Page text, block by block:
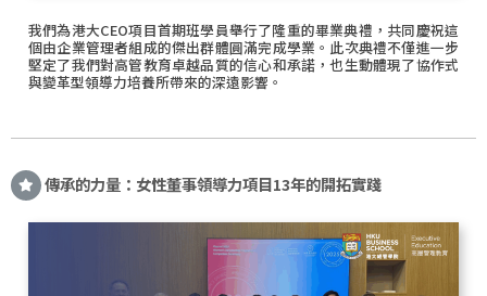
我們為港大CEO項目首期班學員舉行了隆重的畢業典禮，共同慶祝這
個由企業管理者組成的傑出群體圓滿完成學業。此次典禮不僅進一步
堅定了我們對高管教育卓越品質的信心和承諾，也生動體現了協作式
與變革型領導力培養所帶來的深遠影響。
傳承的力量：女性董事領導力項目13年的開拓實踐